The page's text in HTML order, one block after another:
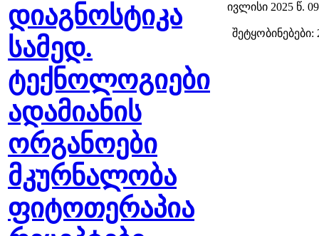
დიაგნოსტიკა
სამედ.
ტექნოლოგიები
ადამიანის
ორგანოები
მკურნალობა
ფიტოთერაპია
ივლისი 2025 წ.
შეტყობინებები: